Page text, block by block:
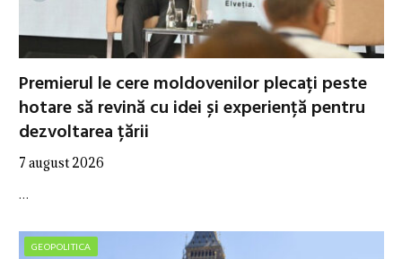
Premierul le cere moldovenilor plecați peste
hotare să revină cu idei și experiență pentru
dezvoltarea țării
7 august 2026
…
GEOPOLITICA